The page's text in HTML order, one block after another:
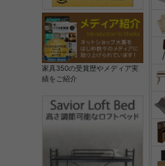
家具350の受賞歴やメディア実
績をご紹介